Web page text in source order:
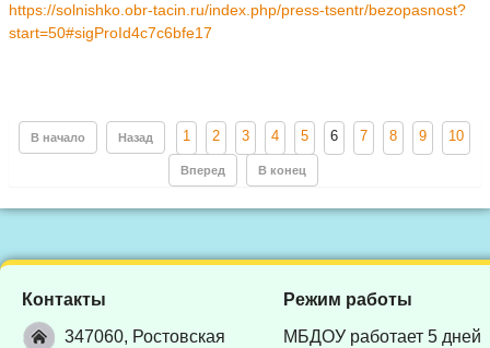
https://solnishko.obr-tacin.ru/index.php/press-tsentr/bezopasnost?
start=50#sigProId4c7c6bfe17
В начало Назад 1 2 3 4 5 6 7 8 9 10
Вперед В конец
Контакты
347060, Ростовская
Режим работы
МБДОУ работает 5 дней